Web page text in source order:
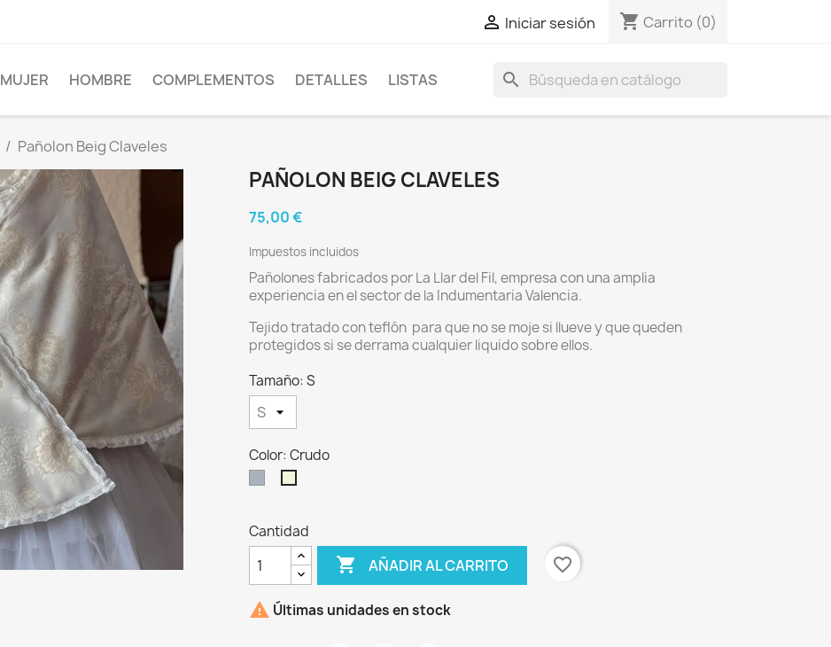
 Iniciar sesión shopping_cart Carrito (0)
MUJER HOMBRE COMPLEMENTOS DETALLES LISTAS search
Pañolon Beig Claveles
PAÑOLON BEIG CLAVELES
75,00 €
Impuestos incluidos
Pañolones fabricados por La Llar del Fil, empresa con una amplia
experiencia en el sector de la Indumentaria Valencia.
Tejido tratado con teflón para que no se moje si llueve y que queden
protegidos si se derrama cualquier liquido sobre ellos.
Tamaño: S
Color: Crudo
Cantidad
 AÑADIR AL CARRITO favorite_border
 Últimas unidades en stock